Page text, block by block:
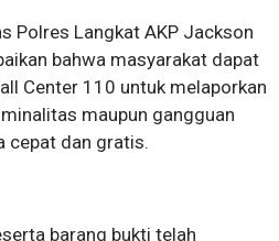
Polres Langkat AKP Jackson
bahwa masyarakat dapat
Center 110 untuk melaporkan
maupun gangguan
cepat dan gratis.
barang bukti telah